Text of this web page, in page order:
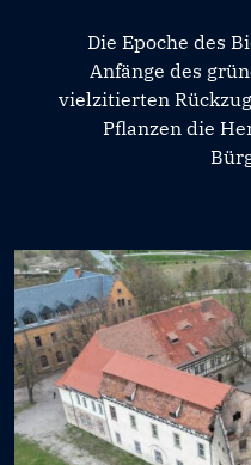
Die Epoche des
Anfänge des
vielzitierten
Pflanzen die